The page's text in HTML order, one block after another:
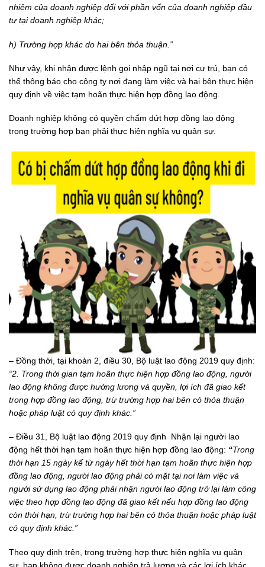
nhiệm của doanh nghiệp đối với phần vốn của doanh nghiệp đầu
tư tại doanh nghiệp khác;
h) Trường hợp khác do hai bên thỏa thuận.”
Như vậy, khi nhận được lệnh gọi nhập ngũ tại nơi cư trú, bạn có
thể thông báo cho công ty nơi đang làm việc và hai bên thực hiện
quy định về việc tạm hoãn thực hiện hợp đồng lao động.
Doanh nghiệp không có quyền chấm dứt hợp đồng lao động
trong trường hợp bạn phải thực hiện nghĩa vụ quân sự.
– Đồng thời, tại khoản 2, điều 30, Bộ luật lao động 2019 quy định:
“2. Trong thời gian tạm hoãn thực hiện hợp đồng lao động, người
lao động không được hưởng lương và quyền, lợi ích đã giao kết
trong hợp đồng lao động, trừ trường hợp hai bên có thỏa thuận
hoặc pháp luật có quy định khác. ”
– Điều 31, Bộ luật lao động 2019 quy định Nhận lại người lao
động hết thời hạn tạm hoãn thực hiện hợp đồng lao động: “Trong
thời hạn 15 ngày kể từ ngày hết thời hạn tạm hoãn thực hiện hợp
đồng lao động, người lao động phải có mặt tại nơi làm việc và
người sử dụng lao động phải nhận người lao động trở lại làm công
việc theo hợp đồng lao động đã giao kết nếu hợp đồng lao động
còn thời hạn, trừ trường hợp hai bên có thỏa thuận hoặc pháp luật
có quy định khác.”
Theo quy định trên, trong trường hợp thực hiện nghĩa vụ quân
sự, bạn không được doanh nghiệp trả lương và các lợi ích khác